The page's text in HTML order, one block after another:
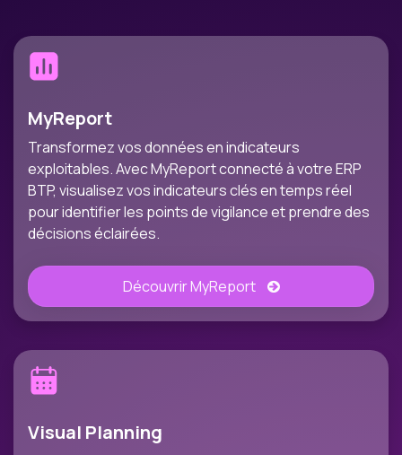
MyReport
Transformez vos données en indicateurs
exploitables. Avec MyReport connecté à votre ERP
BTP, visualisez vos indicateurs clés en temps réel
pour identifier les points de vigilance et prendre des
décisions éclairées.
Découvrir MyReport
Visual Planning